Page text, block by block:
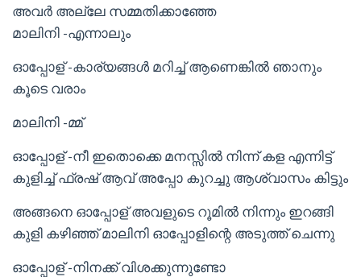
അവർ അല്ലേ സമ്മതിക്കാഞ്ഞേ
മാലിനി -എന്നാലും
ഓപ്പോള് -കാര്യങ്ങൾ മറിച്ച് ആണെങ്കിൽ ഞാനും
കൂടെ വരാം
മാലിനി -മ്മ്
ഓപ്പോള് -നീ ഇതൊക്കെ മനസ്സിൽ നിന്ന് കള എന്നിട്ട്
കുളിച്ച് ഫ്രഷ് ആവ് അപ്പോ കുറച്ചു ആശ്വാസം കിട്ടും
അങ്ങനെ ഓപ്പോള് അവളുടെ റൂമിൽ നിന്നും ഇറങ്ങി
കുളി കഴിഞ്ഞ് മാലിനി ഓപ്പോളിന്റെ അടുത്ത് ചെന്നു
ഓപ്പോള് -നിനക്ക് വിശക്കുന്നുണ്ടോ